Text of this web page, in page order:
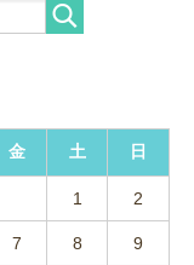
金 土 日
1 2
7 8 9